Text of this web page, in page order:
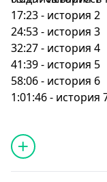
20:02 история 2
33:14 история 3
47:34 история 4
54:17 история 5
01:10:18 история 6
17:23 - история 2
24:53 - история 3
32:27 - история 4
41:39 - история 5
58:06 - история 6
1:01:46 - история